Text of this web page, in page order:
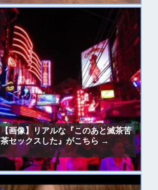
【画像】リアルな『このあと滅茶苦
茶セックスした』がこちら →